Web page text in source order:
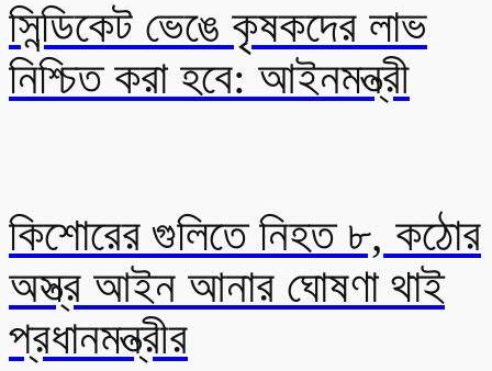
সিন্ডিকেট ভেঙে কৃষকদের লাভ
নিশ্চিত করা হবে: আইনমন্ত্রী
কিশোরের গুলিতে নিহত ৮, কঠোর
অস্ত্র আইন আনার ঘোষণা থাই
প্রধানমন্ত্রীর